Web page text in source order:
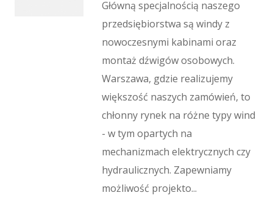
Wypoczynek
Kondycja
Dietetyka, Odchudzanie
Kosmetyki
Leczenie
Salony Kosmetyczne
Sprzęt Medyczny
Oprogramowanie
Oprogramowanie
Strony Internetowe
Kontakt
Główną specjalnością naszego
przedsiębiorstwa są windy z
nowoczesnymi kabinami oraz
montaż dźwigów osobowych.
Warszawa, gdzie realizujemy
większość naszych zamówień, to
chłonny rynek na różne typy wind
- w tym opartych na
mechanizmach elektrycznych czy
hydraulicznych. Zapewniamy
możliwość projekto...